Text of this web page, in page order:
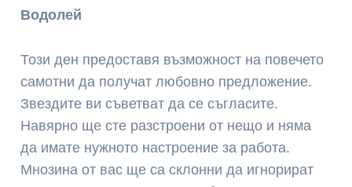
Водолей
Този ден предоставя възможност на повечето
самотни да получат любовно предложение.
Звездите ви съветват да се съгласите.
Навярно ще сте разстроени от нещо и няма
да имате нужното настроение за работа.
Мнозина от вас ще са склонни да игнорират